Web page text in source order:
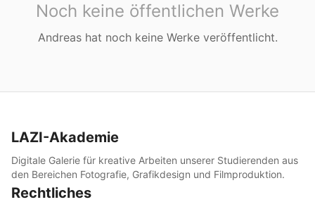
Noch keine öffentlichen Werke
Andreashat noch keine Werke veröffentlicht.
LAZI-Akademie
Digitale Galerie für kreative Arbeiten unserer Studierenden aus
den Bereichen Fotografie, Grafikdesign und Filmproduktion.
Rechtliches